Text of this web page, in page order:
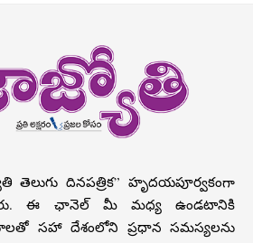
తెలుగు దినపత్రిక” హృదయపూర్వకంగా
ఈ ఛానెల్ మీ మధ్య ఉండటానికి
సహా దేశంలోని ప్రధాన సమస్యలను